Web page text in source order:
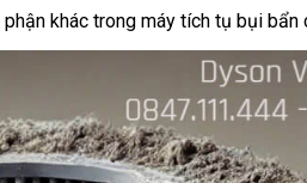
khác trong máy tích tụ bụi bẩn